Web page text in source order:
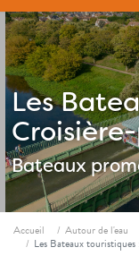
Les
Bateaux
Fil d'ariane
Accueil
Autour de l'eau
Les Bateaux